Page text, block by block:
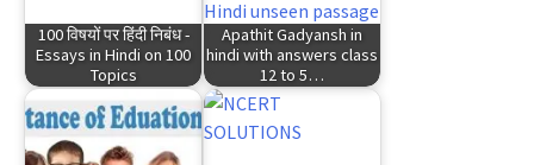
100 विषयों पर हिंदी निबंध -
Essays in Hindi on 100
Topics
Apathit Gadyansh in
hindi with answers class
12 to 5…